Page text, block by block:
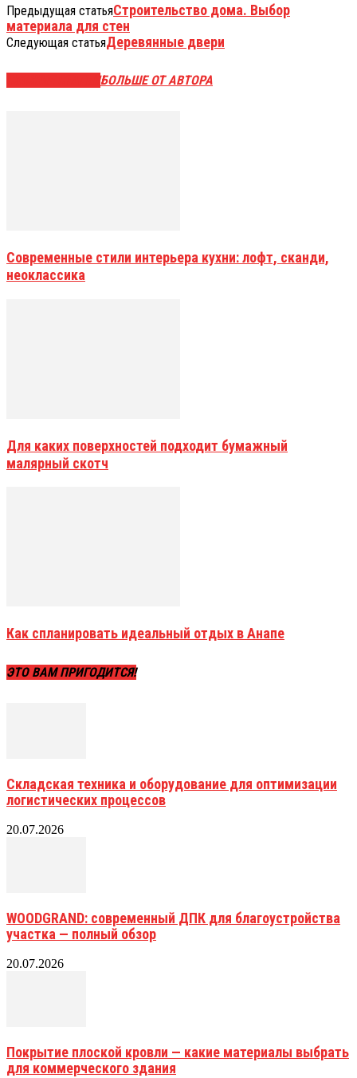
Предыдущая статьяСтроительство дома. Выбор
материала для стен
Следующая статьяДеревянные двери
БОЛЬШЕ ОТ АВТОРА
Современные стили интерьера кухни: лофт, сканди,
неоклассика
Для каких поверхностей подходит бумажный
малярный скотч
Как спланировать идеальный отдых в Анапе
ЭТО ВАМ ПРИГОДИТСЯ!
Складская техника и оборудование для оптимизации
логистических процессов
20.07.2026
WOODGRAND: современный ДПК для благоустройства
участка — полный обзор
20.07.2026
Покрытие плоской кровли — какие материалы выбрать
для коммерческого здания